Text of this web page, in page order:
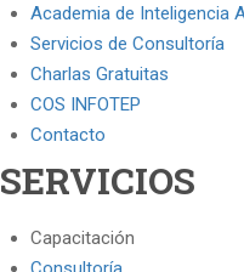
Academia de Inteligencia
Servicios de Consultoría
Charlas Gratuitas
COS INFOTEP
Contacto
SERVICIOS
Capacitación